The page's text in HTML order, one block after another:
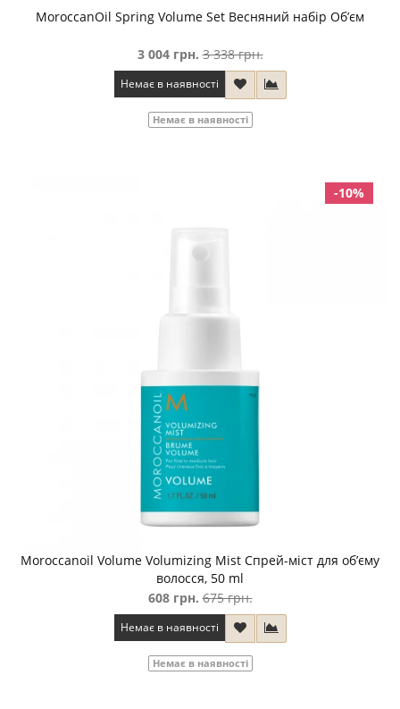
MoroccanOil Spring Volume Set Весняний набір Об’єм
3 004 грн. 3 338 грн.
Немає в наявності
Немає в наявності
-10%
Moroccanoil Volume Volumizing Mist Спрей-міст для об’єму
волосся, 50 ml
608 грн. 675 грн.
Немає в наявності
Немає в наявності